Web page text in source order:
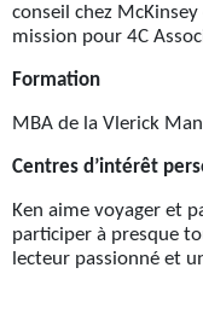
conseil chez
mission pour 4C
Formation
MBA de la Vlerick
Centres d’intérêt
Ken aime voyager et
participer à presque
lecteur passionné et